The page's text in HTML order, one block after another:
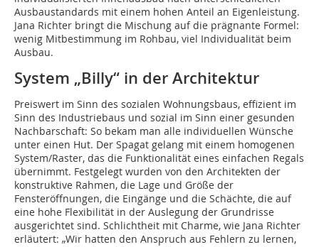
Ausbaustandards mit einem hohen Anteil an Eigenleistung.
Jana Richter bringt die Mischung auf die prägnante Formel:
wenig Mitbestimmung im Rohbau, viel Individualität beim
Ausbau.
System „Billy“ in der Architektur
Preiswert im Sinn des sozialen Wohnungsbaus, effizient im
Sinn des Industriebaus und sozial im Sinn einer gesunden
Nachbarschaft: So bekam man alle individuellen Wünsche
unter einen Hut. Der Spagat gelang mit einem homogenen
System/Raster, das die Funktionalität eines einfachen Regals
übernimmt. Festgelegt wurden von den Architekten der
konstruktive Rahmen, die Lage und Größe der
Fensteröffnungen, die Eingänge und die Schächte, die auf
eine hohe Flexibilität in der Auslegung der Grundrisse
ausgerichtet sind. Schlichtheit mit Charme, wie Jana Richter
erläutert: „Wir hatten den Anspruch aus Fehlern zu lernen,